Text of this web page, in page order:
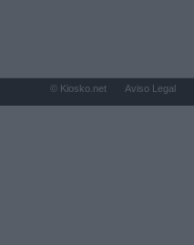
© Kiosko.net Aviso Legal